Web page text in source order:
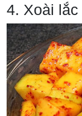
4. Xoài lắc